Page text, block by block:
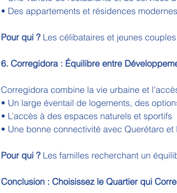
• Des appartements et résidences modernes
Pour qui ? Les célibataires et jeunes
6. Corregidora : Équilibre entre
Corregidora combine la vie urbaine et
• Un large éventail de logements, des
• L’accès à des espaces naturels et sportifs
• Une bonne connectivité avec Querétaro et
Pour qui ? Les familles recherchant un
Conclusion : Choisissez le Quartier qui